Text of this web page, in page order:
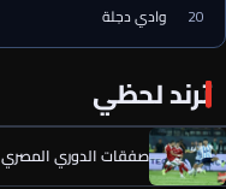
20 وادي دجلة
ترند لحظي
صفقات الدوري المصري 2026-2027.. أحدث تعاقدات الأندية